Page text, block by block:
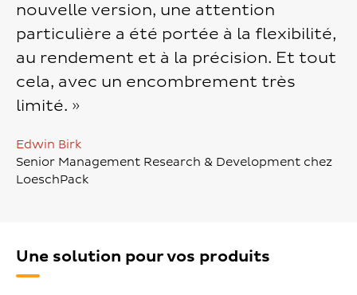
nouvelle version, une attention
particulière a été portée à la flexibilité,
au rendement et à la précision. Et tout
cela, avec un encombrement très
limité. »
Edwin Birk
Senior Management Research & Development chez
LoeschPack
Une solution pour vos produits